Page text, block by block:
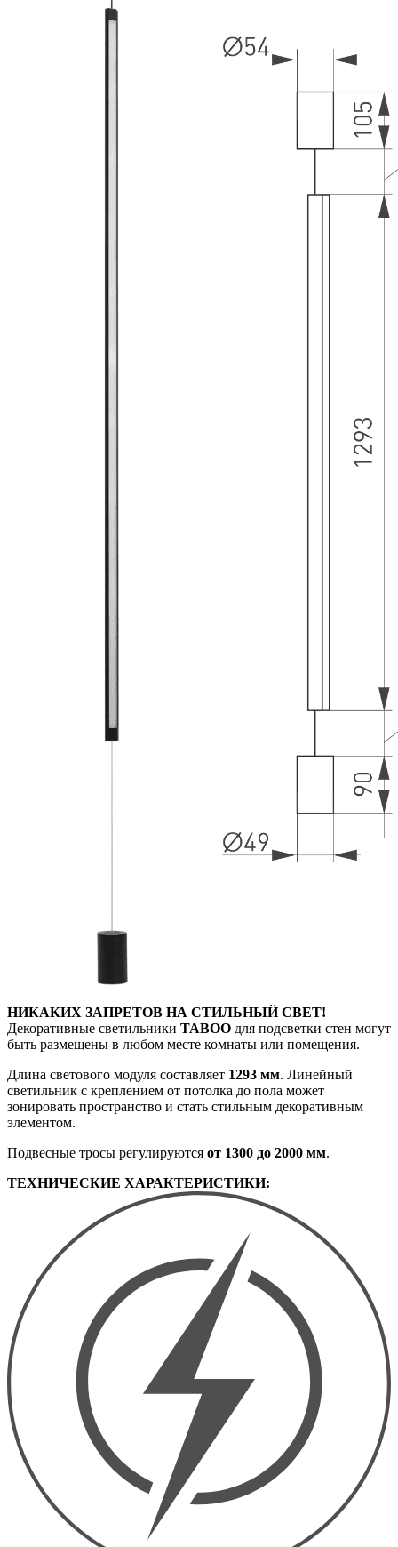
НИКАКИХ ЗАПРЕТОВ НА СТИЛЬНЫЙ СВЕТ!
Декоративные светильники TABOO для подсветки стен могут
быть размещены в любом месте комнаты или помещения.
Длина светового модуля составляет 1293 мм. Линейный
светильник с креплением от потолка до пола может
зонировать пространство и стать стильным декоративным
элементом.
Подвесные тросы регулируются от 1300 до 2000 мм.
ТЕХНИЧЕСКИЕ ХАРАКТЕРИСТИКИ: